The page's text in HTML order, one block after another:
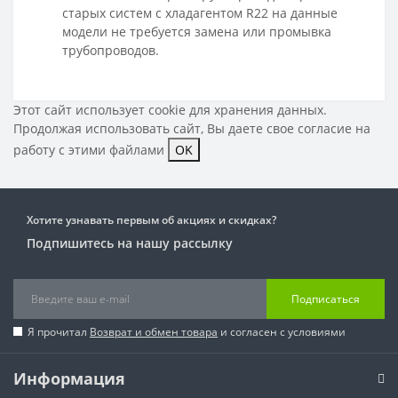
старых систем с хладагентом R22 на данные
модели не требуется замена или промывка
трубопроводов.
Этот сайт использует cookie для хранения данных.
Продолжая использовать сайт, Вы даете свое согласие на
работу с этими файлами
OK
Хотите узнавать первым об акциях и скидках?
Подпишитесь на нашу рассылку
Подписаться
Я прочитал Возврат и обмен товара и согласен с условиями
Информация